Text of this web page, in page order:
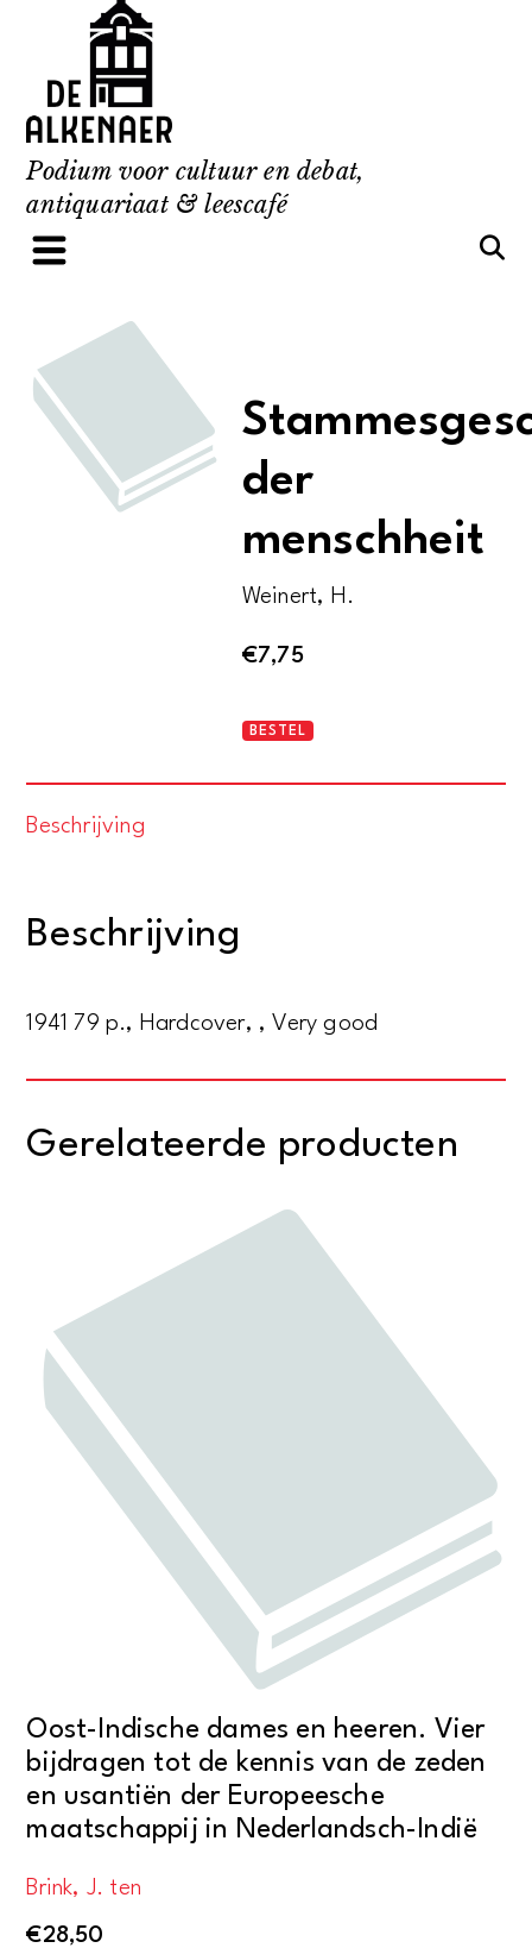
content
Podium voor cultuur en debat,
antiquariaat & leescafé
der
menschheit
Weinert, H.
€7,75
Stammesgeschichte
BESTEL
Beschrijving
Beschrijving
1941 79 p., Hardcover, , Very good
Gerelateerde producten
Oost-Indische dames en heeren. Vier
bijdragen tot de kennis van de zeden
en usantiën der Europeesche
maatschappij in Nederlandsch-Indië
Brink, J. ten
€28,50